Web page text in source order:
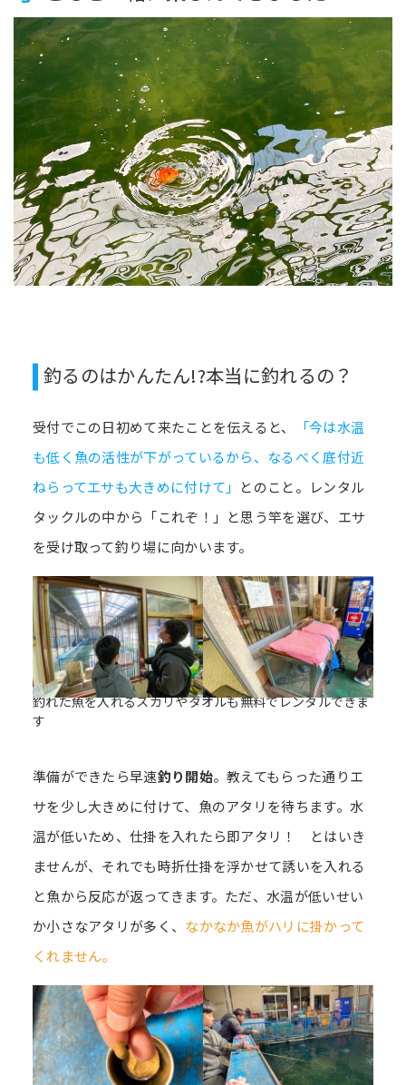
釣るのはかんたん!?本当に釣れるの？
受付でこの日初めて来たことを伝えると、
「今は水温
も低く魚の活性が下がっているから、なるべく底付近
ねらってエサも大きめに付けて」 とのこと。レンタル
タックルの中から「これぞ！」と思う竿を選び、エサ
を受け取って釣り場に向かいます。
釣れた魚を入れるスカリやタオルも無料でレンタルできま
す
準備ができたら早速釣り開始。教えてもらった通りエ
サを少し大きめに付けて、魚のアタリを待ちます。水
温が低いため、仕掛を入れたら即アタリ！ とはいき
ませんが、それでも時折仕掛を浮かせて誘いを入れる
と魚から反応が返ってきます。ただ、水温が低いせい
か小さなアタリが多く、 なかなか魚がハリに掛かって
くれません。